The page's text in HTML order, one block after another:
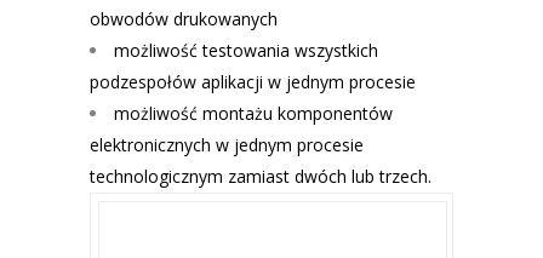
obwodów drukowanych
możliwość testowania wszystkich
podzespołów aplikacji w jednym procesie
możliwość montażu komponentów
elektronicznych w jednym procesie
technologicznym zamiast dwóch lub trzech.